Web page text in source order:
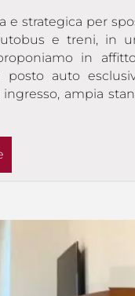
e strategica per
e treni, in
in
posto auto
ampia